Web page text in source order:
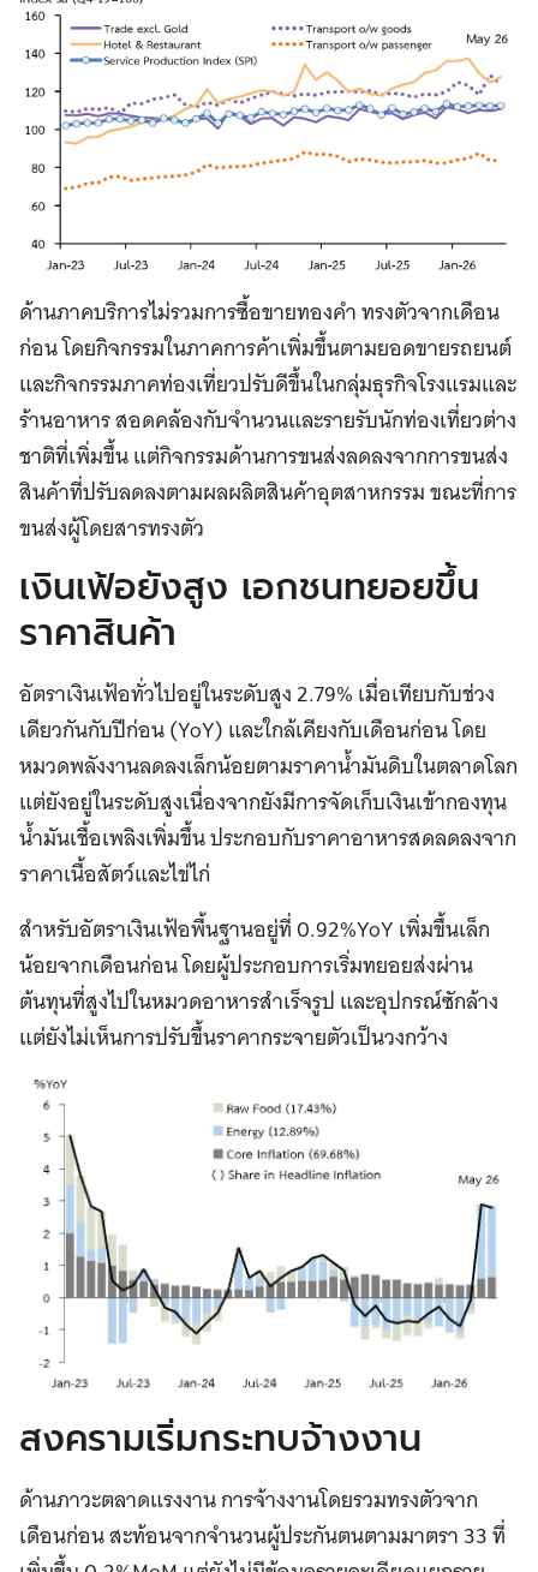
ด้านภาคบริการไม่รวมการซื้อขายทองคำ ทรงตัวจากเดือน
ก่อน โดยกิจกรรมในภาคการค้าเพิ่มขึ้นตามยอดขายรถยนต์
และกิจกรรมภาคท่องเที่ยวปรับดีขึ้นในกลุ่มธุรกิจโรงแรมและ
ร้านอาหาร สอดคล้องกับจำนวนและรายรับนักท่องเที่ยวต่าง
ชาติที่เพิ่มขึ้น แต่กิจกรรมด้านการขนส่งลดลงจากการขนส่ง
สินค้าที่ปรับลดลงตามผลผลิตสินค้าอุตสาหกรรม ขณะที่การ
ขนส่งผู้โดยสารทรงตัว
เงินเฟ้อยังสูง เอกชนทยอยขึ้น
ราคาสินค้า
อัตราเงินเฟ้อทั่วไปอยู่ในระดับสูง 2.79% เมื่อเทียบกับช่วง
เดียวกันกับปีก่อน (YoY) และใกล้เคียงกับเดือนก่อน โดย
หมวดพลังงานลดลงเล็กน้อยตามราคาน้ำมันดิบในตลาดโลก
แต่ยังอยู่ในระดับสูงเนื่องจากยังมีการจัดเก็บเงินเข้ากองทุน
น้ำมันเชื้อเพลิงเพิ่มขึ้น ประกอบกับราคาอาหารสดลดลงจาก
ราคาเนื้อสัตว์และไข่ไก่
สำหรับอัตราเงินเฟ้อพื้นฐานอยู่ที่ 0.92%YoY เพิ่มขึ้นเล็ก
น้อยจากเดือนก่อน โดยผู้ประกอบการเริ่มทยอยส่งผ่าน
ต้นทุนที่สูงไปในหมวดอาหารสำเร็จรูป และอุปกรณ์ซักล้าง
แต่ยังไม่เห็นการปรับขึ้นราคากระจายตัวเป็นวงกว้าง
สงครามเริ่มกระทบจ้างงาน
ด้านภาวะตลาดแรงงาน การจ้างงานโดยรวมทรงตัวจาก
เดือนก่อน สะท้อนจากจำนวนผู้ประกันตนตามมาตรา 33 ที่